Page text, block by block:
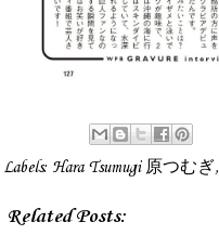
Labels: Hara Tsumugi 原つむぎ,
Related Posts: